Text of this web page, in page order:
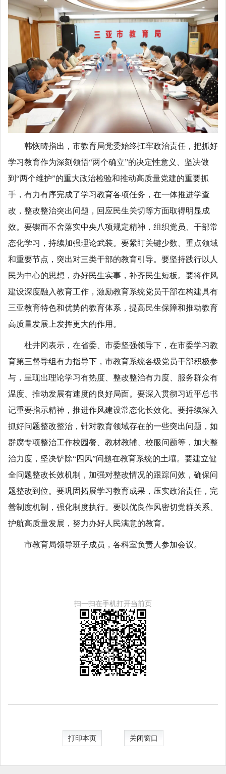
韩恢畴指出，市教育局党委始终扛牢政治责任，把抓好
学习教育作为深刻领悟“两个确立”的决定性意义、坚决做
到“两个维护”的重大政治检验和推动高质量党建的重要抓
手，有力有序完成了学习教育各项任务，在一体推进学查
改，整改整治突出问题，回应民生关切等方面取得明显成
效。要锲而不舍落实中央八项规定精神，组织党员、干部常
态化学习，持续加强理论武装。要紧盯关键少数、重点领域
和重要节点，突出对三类干部的教育引导。要坚持践行以人
民为中心的思想，办好民生实事，补齐民生短板。要将作风
建设深度融入教育工作，激励教育系统党员干部在构建具有
三亚教育特色和优势的教育体系，提高民生保障和推动教育
高质量发展上发挥更大的作用。
杜井冈表示，在省委、市委坚强领导下，在市委学习教
育第三督导组有力指导下，市教育系统各级党员干部积极参
与，呈现出理论学习有热度、整改整治有力度、服务群众有
温度、推动发展有速度的良好局面。要深入贯彻习近平总书
记重要指示精神，推进作风建设常态化长效化。要持续深入
抓好问题整改整治，针对教育领域存在的一些突出问题，如
群腐专项整治工作校园餐、教材教辅、校服问题等，加大整
治力度，坚决铲除“四风”问题在教育系统的土壤。要建立健
全问题整改长效机制，加强对整改情况的跟踪问效，确保问
题整改到位。要巩固拓展学习教育成果，压实政治责任，完
善制度机制，强化制度执行。要以优良作风密切党群关系、
护航高质量发展，努力办好人民满意的教育。
市教育局领导班子成员，各科室负责人参加会议。
扫一扫在手机打开当前页
打印本页 关闭窗口